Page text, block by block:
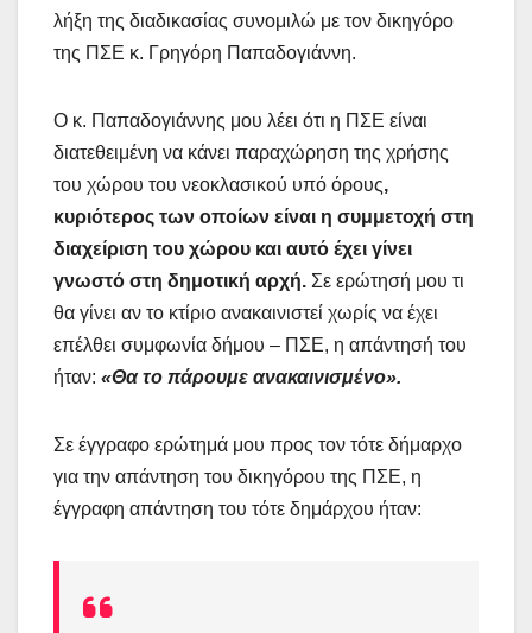
λήξη της διαδικασίας συνομιλώ με τον δικηγόρο
της ΠΣΕ κ. Γρηγόρη Παπαδογιάννη.
Ο κ. Παπαδογιάννης μου λέει ότι η ΠΣΕ είναι
διατεθειμένη να κάνει παραχώρηση της χρήσης
του χώρου του νεοκλασικού υπό όρους,
κυριότερος των οποίων είναι η συμμετοχή στη
διαχείριση του χώρου και αυτό έχει γίνει
γνωστό στη δημοτική αρχή. Σε ερώτησή μου τι
θα γίνει αν το κτίριο ανακαινιστεί χωρίς να έχει
επέλθει συμφωνία δήμου – ΠΣΕ, η απάντησή του
ήταν: «Θα το πάρουμε ανακαινισμένο».
Σε έγγραφο ερώτημά μου προς τον τότε δήμαρχο
για την απάντηση του δικηγόρου της ΠΣΕ, η
έγγραφη απάντηση του τότε δημάρχου ήταν: